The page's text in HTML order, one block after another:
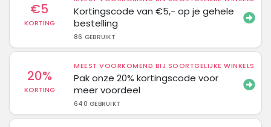
€5
KORTING
Kortingscode van €5,- op je gehele
bestelling
86 GEBRUIKT
20%
KORTING
MEEST VOORKOMEND BIJ SOORTGELIJKE WINKELS
Pak onze 20% kortingscode voor
meer voordeel
640 GEBRUIKT